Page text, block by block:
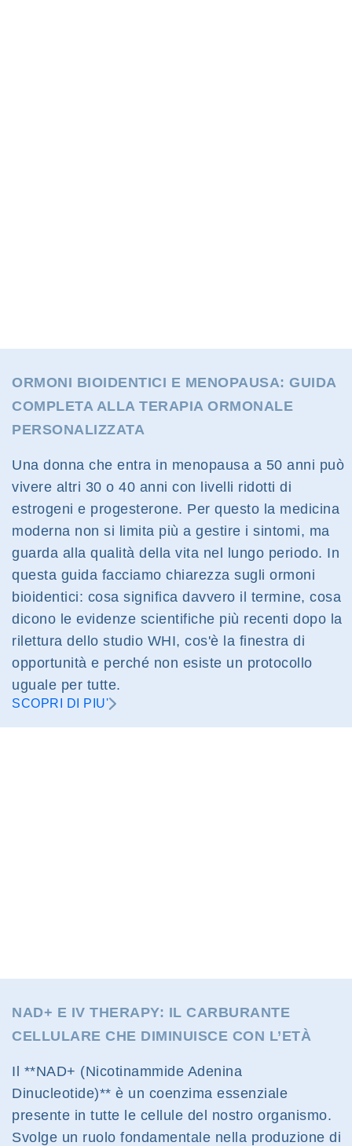
ORMONI BIOIDENTICI E MENOPAUSA: GUIDA
COMPLETA ALLA TERAPIA ORMONALE
PERSONALIZZATA
Una donna che entra in menopausa a 50 anni può
vivere altri 30 o 40 anni con livelli ridotti di
estrogeni e progesterone. Per questo la medicina
moderna non si limita più a gestire i sintomi, ma
guarda alla qualità della vita nel lungo periodo. In
questa guida facciamo chiarezza sugli ormoni
bioidentici: cosa significa davvero il termine, cosa
dicono le evidenze scientifiche più recenti dopo la
rilettura dello studio WHI, cos'è la finestra di
opportunità e perché non esiste un protocollo
uguale per tutte.
SCOPRI DI PIU'
NAD+ E IV THERAPY: IL CARBURANTE
CELLULARE CHE DIMINUISCE CON L’ETÀ
Il **NAD+ (Nicotinammide Adenina
Dinucleotide)** è un coenzima essenziale
presente in tutte le cellule del nostro organismo.
Svolge un ruolo fondamentale nella produzione di